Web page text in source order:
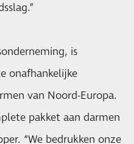
is
onafhankelijke
van Noord-Europa.
pakket aan darmen
“We bedrukken onze